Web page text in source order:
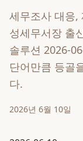
세무조사 대응,
성세무서장 출
솔루션 2026-
단어만큼 등골
다.
2026년 6월 10일